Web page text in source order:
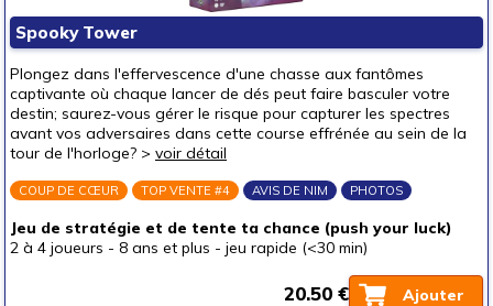
Puzzles & casse-têtes
un bébé (0-3 ans)
un p'tit bout (3-6 ans)
un junior (6-8 ans)
un jeune ado (8-12 ans)
un ado (12-16 ans)
un adulte (16 ans et +)
Spooky Tower
Plongez dans l'effervescence d'une chasse aux fantômes
captivante où chaque lancer de dés peut faire basculer votre
destin; saurez-vous gérer le risque pour capturer les spectres
avant vos adversaires dans cette course effrénée au sein de la
tour de l'horloge? > voir détail
COUP DE CŒUR TOP VENTE #4 AVIS DE NIM PHOTOS
Jeu de stratégie et de tente ta chance (push your luck)
2 à 4 joueurs - 8 ans et plus - jeu rapide (<30 min)
Ajouter
20.50 €